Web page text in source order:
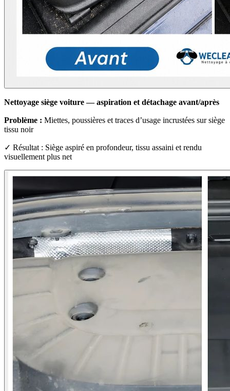
Nettoyage siège voiture — aspiration et détachage avant/après
Problème : Miettes, poussières et traces d’usage incrustées sur siège
tissu noir
✓ Résultat : Siège aspiré en profondeur, tissu assaini et rendu
visuellement plus net